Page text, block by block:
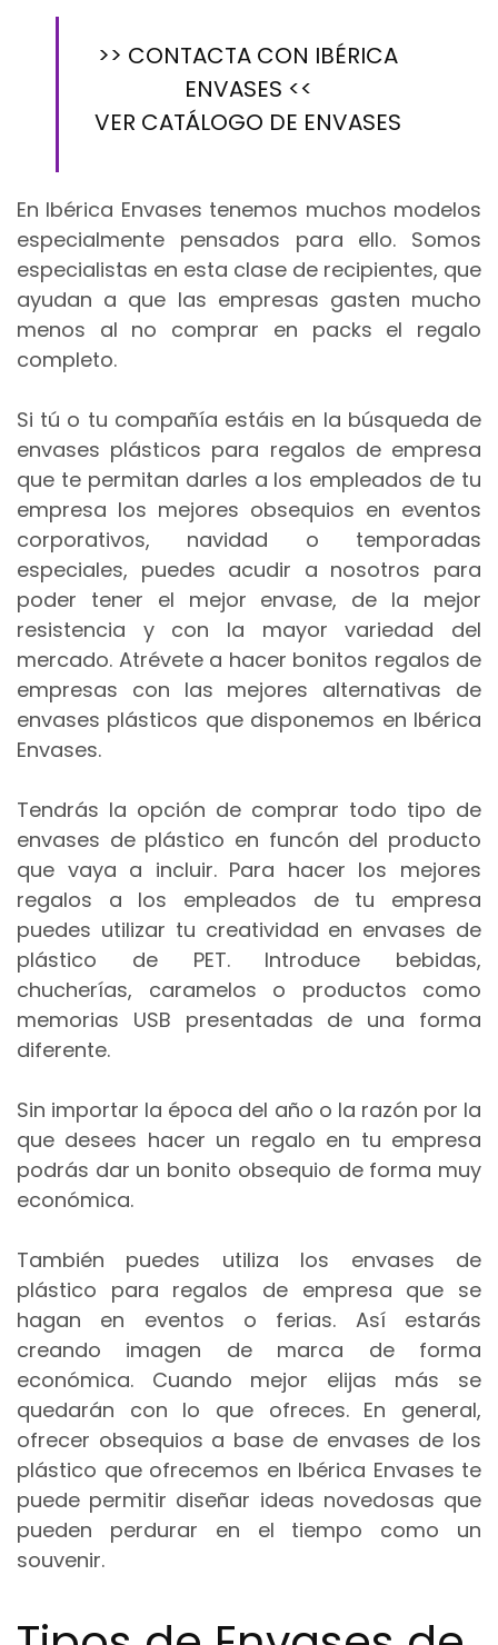
>> CONTACTA CON IBÉRICA
ENVASES <<
VER CATÁLOGO DE ENVASES
En Ibérica Envases tenemos muchos modelos
especialmente pensados para ello. Somos
especialistas en esta clase de recipientes, que
ayudan a que las empresas gasten mucho
menos al no comprar en packs el regalo
completo.
Si tú o tu compañía estáis en la búsqueda de
envases plásticos para regalos de empresa
que te permitan darles a los empleados de tu
empresa los mejores obsequios en eventos
corporativos, navidad o temporadas
especiales, puedes acudir a nosotros para
poder tener el mejor envase, de la mejor
resistencia y con la mayor variedad del
mercado. Atrévete a hacer bonitos regalos de
empresas con las mejores alternativas de
envases plásticos que disponemos en Ibérica
Envases.
Tendrás la opción de comprar todo tipo de
envases de plástico en funcón del producto
que vaya a incluir.Para hacer los mejores
regalos a los empleados de tu empresa
puedes utilizar tu creatividad en envases de
plástico de PET. Introduce bebidas,
chucherías, caramelos o productos como
memorias USB presentadas de una forma
diferente.
Sin importar la época del año o la razón por la
que desees hacer un regalo en tu empresa
podrás dar un bonito obsequio de forma muy
económica.
También puedes utiliza los envases de
plástico para regalos de empresa que se
hagan en eventos o ferias. Así estarás
creando imagen de marca de forma
económica. Cuando mejor elijas más se
quedarán con lo que ofreces. En general,
ofrecer obsequios a base de envases de los
plástico que ofrecemos en Ibérica Envases te
puede permitir diseñar ideas novedosas que
pueden perdurar en el tiempo como un
souvenir.